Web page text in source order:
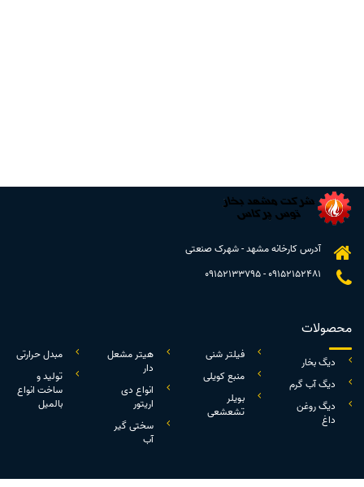
آدرس کارخانه مشهد - شهرک صنعتی
09152152481
-
09152133795
محصولات
دیگ بخار
دیگ آب گرم
دیگ روغن
داغ
فیلتر شنی
منبع کویلی
بویلر
تشعشعی
هیتر مشعل
دار
انواع دی
اریتور
سختی گیر
آب
مبدل حرارتی
تولید و
ساخت انواع
بالمیل